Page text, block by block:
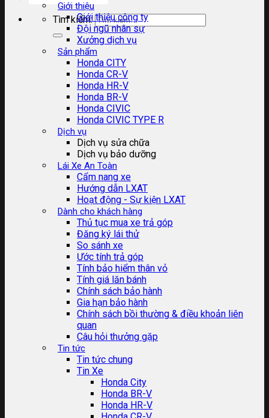
Tìm kiếm:
Giới thiệu
Giới thiệu công ty
Đội ngũ nhân sự
Xưởng dịch vụ
Sản phẩm
Honda CITY
Honda CR-V
Honda HR-V
Honda BR-V
Honda CIVIC
Honda CIVIC TYPE R
Dịch vụ
Dịch vụ sửa chữa
Dịch vụ bảo dưỡng
Lái Xe An Toàn
Cẩm nang xe
Hướng dẫn LXAT
Hoạt động - Sự kiện LXAT
Dành cho khách hàng
Thủ tục mua xe trả góp
Đăng ký lái thử
So sánh xe
Ước tính trả góp
Tính bảo hiểm thân vỏ
Tính giá lăn bánh
Chính sách bảo hành
Gia hạn bảo hành
Chính sách bồi thường & điều khoản liên
quan
Câu hỏi thưởng gặp
Tin tức
Tin tức chung
Tin Xe
Honda City
Honda BR-V
Honda HR-V